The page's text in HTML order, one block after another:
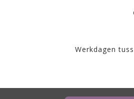
Werkdagen